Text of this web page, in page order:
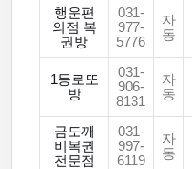
행운편
의점 복
권방
031-
977-
5776
자
동
1등로또
방
031-
906-
8131
자
동
금도깨
비복권
전문점
031-
997-
6119
자
동